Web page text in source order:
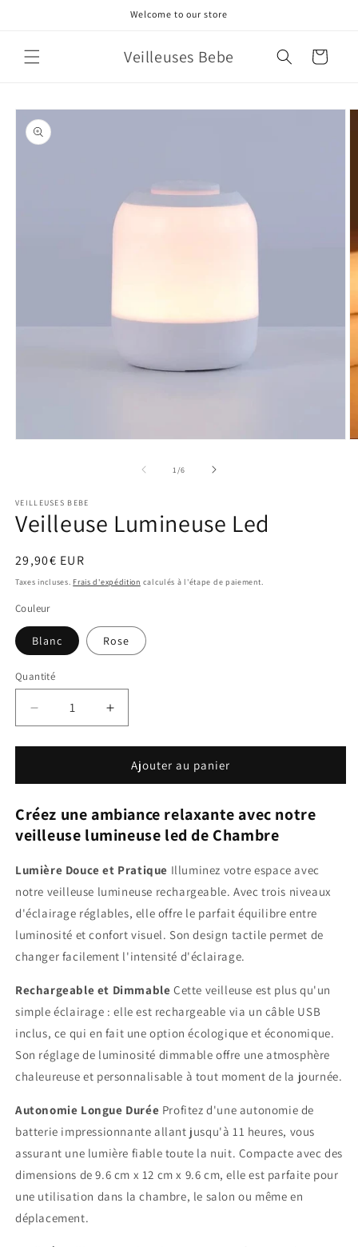
contenu
Welcome to our store
Veilleuses Bebe Panier
Passer aux
informations
produits
une
fenêtre
modale
1 /de
6
VEILLEUSES BEBE
Veilleuse Lumineuse Led
Prix
habituel
29,90€ EUR
Taxes incluses. Frais d'expédition calculés à l'étape de paiement.
Couleur
Blanc Rose
Quantité
Réduire
la
quantité
Veilleuse
Led
Augmenter
la
quantité
Veilleuse
Led
Ajouter au panier
Créez une ambiance relaxante avec notre
veilleuse lumineuse led de Chambre
Lumière Douce et Pratique Illuminez votre espace avec
notre veilleuse lumineuse rechargeable. Avec trois niveaux
d'éclairage réglables, elle offre le parfait équilibre entre
luminosité et confort visuel. Son design tactile permet de
changer facilement l'intensité d'éclairage.
Rechargeable et Dimmable Cette veilleuse est plus qu'un
simple éclairage : elle est rechargeable via un câble USB
inclus, ce qui en fait une option écologique et économique.
Son réglage de luminosité dimmable offre une atmosphère
chaleureuse et personnalisable à tout moment de la journée.
Autonomie Longue Durée Profitez d'une autonomie de
batterie impressionnante allant jusqu'à 11 heures, vous
assurant une lumière fiable toute la nuit. Compacte avec des
dimensions de 9.6 cm x 12 cm x 9.6 cm, elle est parfaite pour
une utilisation dans la chambre, le salon ou même en
déplacement.